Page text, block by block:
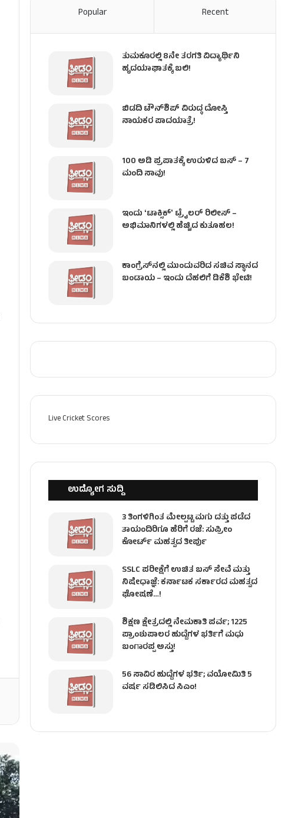
Popular Recent
ತುಮಕೂರಲ್ಲಿ 8ನೇ ತರಗತಿ ವಿದ್ಯಾರ್ಥಿನಿ
ಹೃದಯಾಘಾತಕ್ಕೆ ಬಲಿ!
ಬಿಡದಿ ಟೌನ್‌ಶಿಪ್‌ ವಿರುದ್ಧ ದೋಸ್ತಿ
ನಾಯಕರ ಪಾದಯಾತ್ರೆ!
100 ಅಡಿ ಪ್ರಪಾತಕ್ಕೆ ಉರುಳಿದ ಬಸ್‌ – 7
ಮಂದಿ ಸಾವು!
ಇಂದು ʻಟಾಕ್ಸಿಕ್ʼ ಟ್ರೈಲರ್ ರಿಲೀಸ್‌ –
ಅಭಿಮಾನಿಗಳಲ್ಲಿ ಹೆಚ್ಚಿದ ಕುತೂಹಲ!
ಕಾಂಗ್ರೆಸ್​ನಲ್ಲಿ ಮುಂದುವರಿದ ಸಚಿವ ಸ್ಥಾನದ
ಬಂಡಾಯ – ಇಂದು ದೆಹಲಿಗೆ ಡಿಕೆಶಿ ಭೇಟಿ!
Live Cricket Scores
ಉದ್ಯೋಗ ಸುದ್ದಿ
3 ತಿಂಗಳಿಗಿಂತ ಮೇಲ್ಪಟ್ಟ ಮಗು ದತ್ತು ಪಡೆದ
ತಾಯಂದಿರಿಗೂ ಹೆರಿಗೆ ರಜೆ: ಸುಪ್ರೀಂ
ಕೋರ್ಟ್ ಮಹತ್ವದ ತೀರ್ಪು
SSLC ಪರೀಕ್ಷೆಗೆ ಉಚಿತ ಬಸ್ ಸೇವೆ ಮತ್ತು
ನಿಷೇಧಾಜ್ಞೆ: ಕರ್ನಾಟಕ ಸರ್ಕಾರದ ಮಹತ್ವದ
ಘೋಷಣೆ…!
ಶಿಕ್ಷಣ ಕ್ಷೇತ್ರದಲ್ಲಿ ನೇಮಕಾತಿ ಪರ್ವ; 1225
ಪ್ರಾಂಶುಪಾಲರ ಹುದ್ದೆಗಳ ಭರ್ತಿಗೆ ಮಧು
ಬಂಗಾರಪ್ಪ ಅಸ್ತು!
56 ಸಾವಿರ ಹುದ್ದೆಗಳ ಭರ್ತಿ; ವಯೋಮಿತಿ 5
ವರ್ಷ ಸಡಿಲಿಸಿದ ಸಿಎಂ!